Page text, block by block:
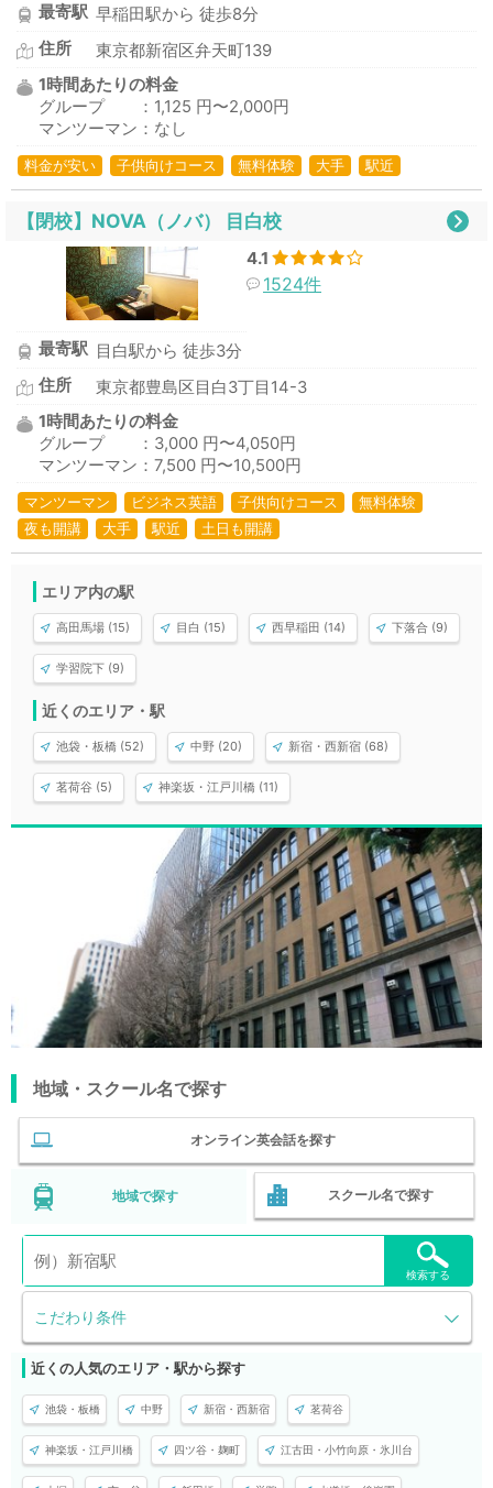
最寄駅 早稲田駅から 徒歩8分
住所
東京都新宿区弁天町139
1時間あたりの料金
グループ ：1,125 円〜2,000円
マンツーマン：なし
料金が安い 子供向けコース 無料体験 大手 駅近
【閉校】NOVA（ノバ） 目白校
4.1
1524件
最寄駅 目白駅から 徒歩3分
住所
東京都豊島区目白3丁目14-3
1時間あたりの料金
グループ ：3,000 円〜4,050円
マンツーマン：7,500 円〜10,500円
マンツーマン ビジネス英語 子供向けコース
無料体験
夜も開講
大手 駅近 土日も開講
エリア内の駅
高田馬場 (15) 目白 (15) 西早稲田 (14) 下落合 (9)
学習院下 (9)
近くのエリア・駅
池袋・板橋 (52) 中野 (20) 新宿・西新宿 (68)
茗荷谷 (5) 神楽坂・江戸川橋 (11)
地域・スクール名で探す
オンライン英会話を探す
地域で探す スクール名で探す
こだわり条件
検索する
近くの人気のエリア・駅から探す
池袋・板橋 中野 新宿・西新宿 茗荷谷
神楽坂・江戸川橋 四ツ谷・麹町 江古田・小竹向原・氷川台